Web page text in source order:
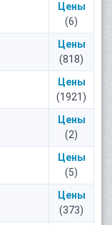
Цены
(6)
Цены
(818)
Цены
(1921)
Цены
(2)
Цены
(5)
Цены
(373)